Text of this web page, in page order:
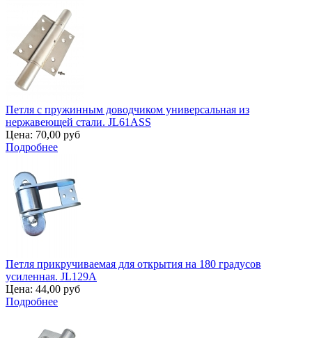
Петля с пружинным доводчиком универсальная из
нержавеющей стали. JL61ASS
Цена: 70,00 руб
Подробнее
Петля прикручиваемая для открытия на 180 градусов
усиленная. JL129A
Цена: 44,00 руб
Подробнее